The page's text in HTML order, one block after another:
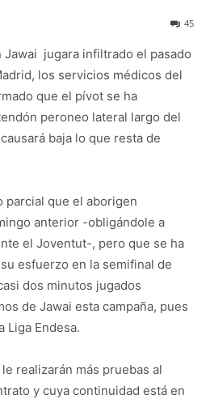
45
Jawai jugara infiltrado el pasado
los servicios médicos del
que el pívot se ha
peroneo lateral largo del
baja lo que resta de
parcial que el aborigen
anterior -obligándole a
el Joventut-, pero que se ha
esfuerzo en la semifinal de
dos minutos jugados
de Jawai esta campaña, pues
Liga Endesa.
realizarán más pruebas al
y cuya continuidad está en